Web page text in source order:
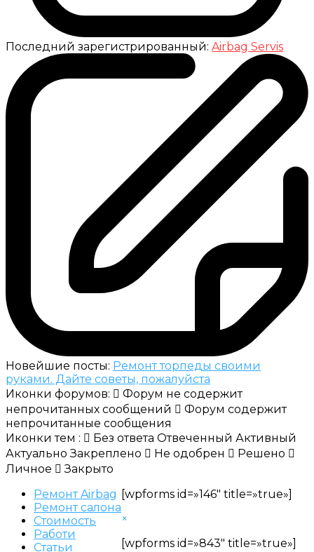
Последний зарегистрированный: Airbag Servis
Новейшие посты: Ремонт торпеды своими
руками. Дайте советы, пожалуйста
Иконки форумов:
Форум не содержит
непрочитанных сообщений
Форум содержит
непрочитанные сообщения
Иконки тем :
Без ответа Отвеченный Активный
Актуально Закреплено Не одобрен
Решено
Личное
Закрыто
Ремонт Airbag
Ремонт салона
Стоимость
Работи
Статьи
[wpforms id=»146″ title=»true»]
×
[wpforms id=»843″ title=»true»]